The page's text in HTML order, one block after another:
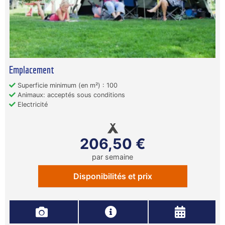
Emplacement
Superficie minimum (en m²) : 100
Animaux: acceptés sous conditions
Electricité
206,50 €
par semaine
Disponibilités et prix